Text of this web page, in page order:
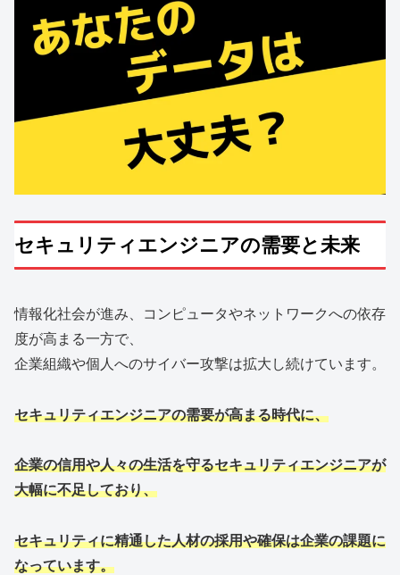
セキュリティエンジニアの需要と未来
情報化社会が進み、コンピュータやネットワークへの依存
度が高まる一方で、
企業組織や個人へのサイバー攻撃は拡大し続けています。
セキュリティエンジニアの需要が高まる時代に、
企業の信用や人々の生活を守るセキュリティエンジニアが
大幅に不足しており、
セキュリティに精通した人材の採用や確保は企業の課題に
なっています。